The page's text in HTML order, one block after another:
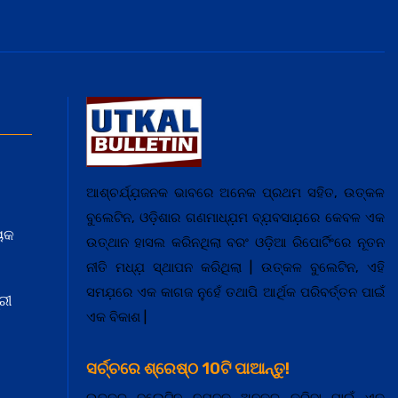
ଆଶ୍ଚର୍ଯ୍ଯ଼ଜନକ ଭାବରେ ଅନେକ ପ୍ରଥମ ସହିତ, ଉତ୍କଳ
ବୁଲେଟିନ, ଓଡ଼ିଶାର ଗଣମାଧ୍ଯ଼ମ ବ୍ଯ଼ବସାଯ଼ରେ କେବଳ ଏକ
ଉତ୍ଥାନ ହାସଲ କରିନଥିଲା ବରଂ ଓଡ଼ିଆ ରିପୋର୍ଟିଂରେ ନୂତନ
ନୀତି ମଧ୍ଯ଼ ସ୍ଥାପନ କରିଥିଲା | ଉତ୍କଳ ବୁଲେଟିନ, ଏହି
ସମଯ଼ରେ ଏକ କାଗଜ ନୁହେଁ ତଥାପି ଆର୍ଥିକ ପରିବର୍ତ୍ତନ ପାଇଁ
ଏକ ବିକାଶ |
ସର୍ଚ୍ଚରେ ଶ୍ରେଷ୍ଠ 10ଟି ପାଆନ୍ତୁ!